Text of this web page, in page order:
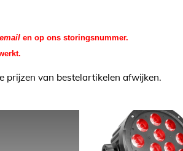
email en op ons storingsnummer.
prijzen van bestelartikelen afwijken.